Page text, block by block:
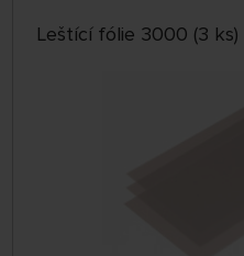
Leštící fólie 3000 (3 ks)